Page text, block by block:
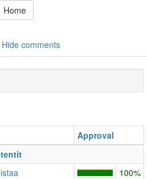
Home
Hide comments
Approval
100%